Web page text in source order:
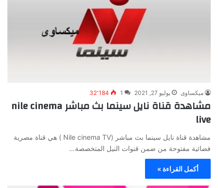
ميكساوى يوليو 27, 2021 1 32٬184
مشاهدة قناة نايل سينما بث مباشر nile cinema
live
مشاهدة قناة نايل سينما بث مباشر (Nile cinema TV ) هي قناة مصرية
فضائية مفتوحة من ضمن قنوات النيل المتخصصة…
أكمل القراءة »